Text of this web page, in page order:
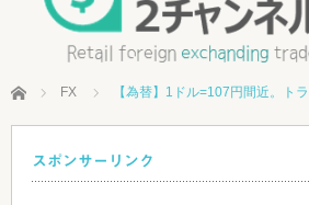
ホーム FX 【為替】1ドル=107円間近。ト
スポンサーリンク